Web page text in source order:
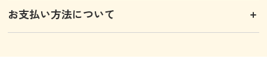
お支払い方法について